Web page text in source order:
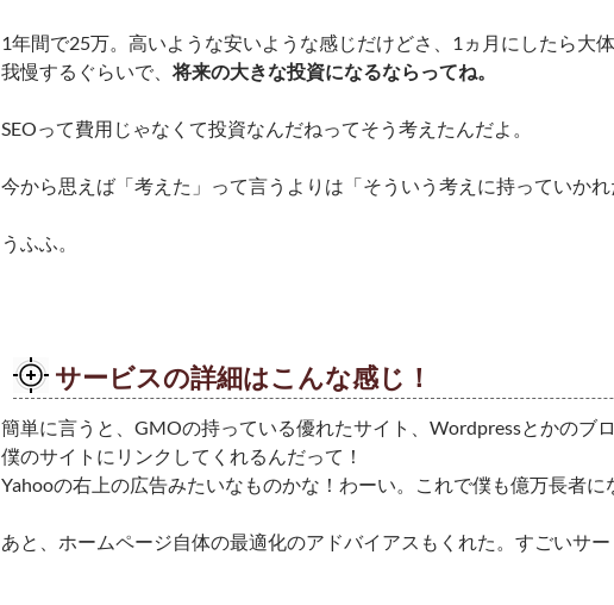
1年間で25万。高いような安いような感じだけどさ、1ヵ月にしたら大
我慢するぐらいで、将来の大きな投資になるならってね。
SEOって費用じゃなくて投資なんだねってそう考えたんだよ。
今から思えば「考えた」って言うよりは「そういう考えに持っていか
うふふ。
サービスの詳細はこんな感じ！
簡単に言うと、GMOの持っている優れたサイト、Wordpressとかのブ
僕のサイトにリンクしてくれるんだって！
Yahooの右上の広告みたいなものかな！わーい。これで僕も億万長者
あと、ホームページ自体の最適化のアドバイアスもくれた。すごいサ